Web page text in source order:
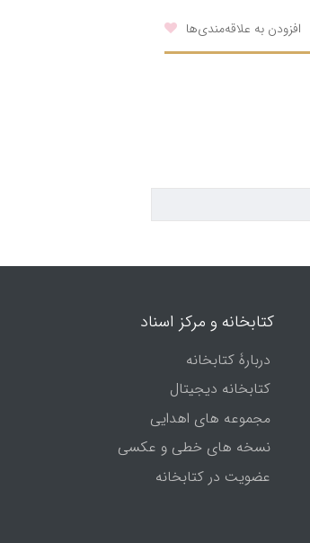
افزودن به علاقه‌مندی‌ها
کتابخانه و مرکز اسناد
دربارۀ کتابخانه
کتابخانه دیجیتال
مجموعه های اهدایی
نسخه های خطی و عکسی
عضویت در کتابخانه